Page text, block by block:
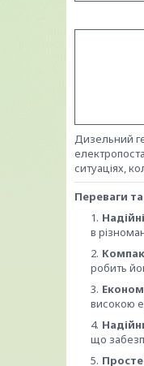
Дизельний
ситуаціях,
Переваги
в
робить
високою
що